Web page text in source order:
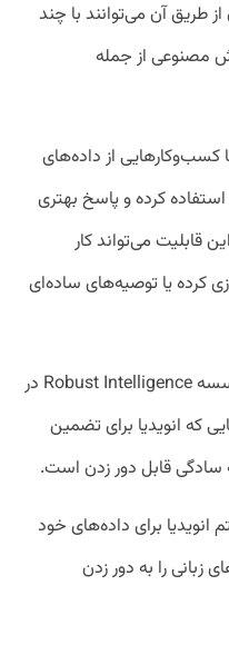
طریق آن می‌توانند با چند
مصنوعی از جمله
از داده‌های
کرده و پاسخ بهتری
قابلیت می‌تواند کار
کرده یا توصیه‌های ساده‌ای
به نقل از محققان موسسه Robust Intelligence در
انویدیا برای تضمین
قابل دور زدن است.
برای داده‌های خود
را به دور زدن